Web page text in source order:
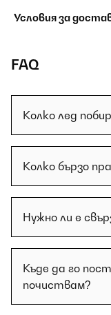
Условия за
FAQ
Колко лед
Колко бързо
Нужно ли е
Къде да го
почиствам?